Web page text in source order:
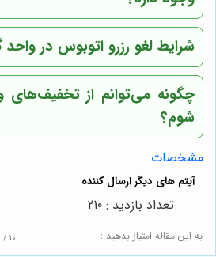
شرایط لغو رزرو اتوبوس در
چگونه می‌توانم از
شوم؟
مشخصات
به این مقاله امتیاز بدهید : / 10
تعداد بازدید : 210